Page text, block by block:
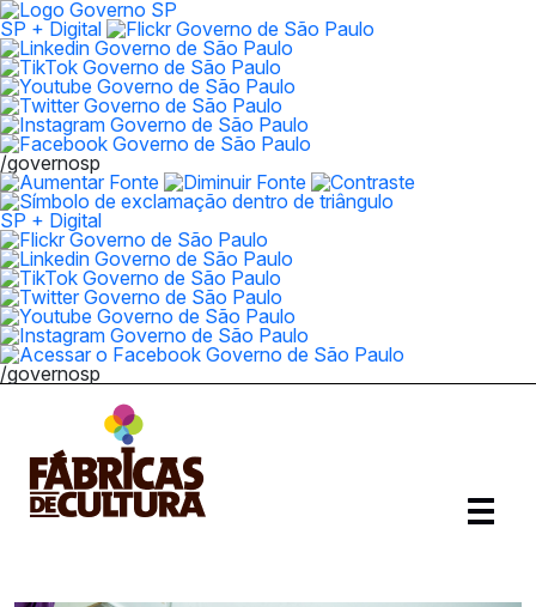
SP + Digital
/governosp
SP + Digital
/governosp